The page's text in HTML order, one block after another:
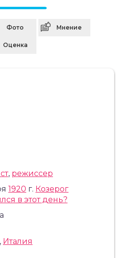
Фото Мнение
Оценка
, режиссер
1920 г. Козерог
в этот день?
, Италия